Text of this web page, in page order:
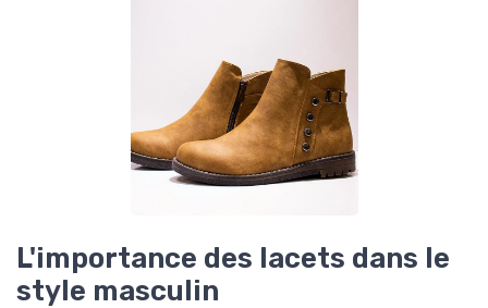
L'importance des lacets dans le
style masculin